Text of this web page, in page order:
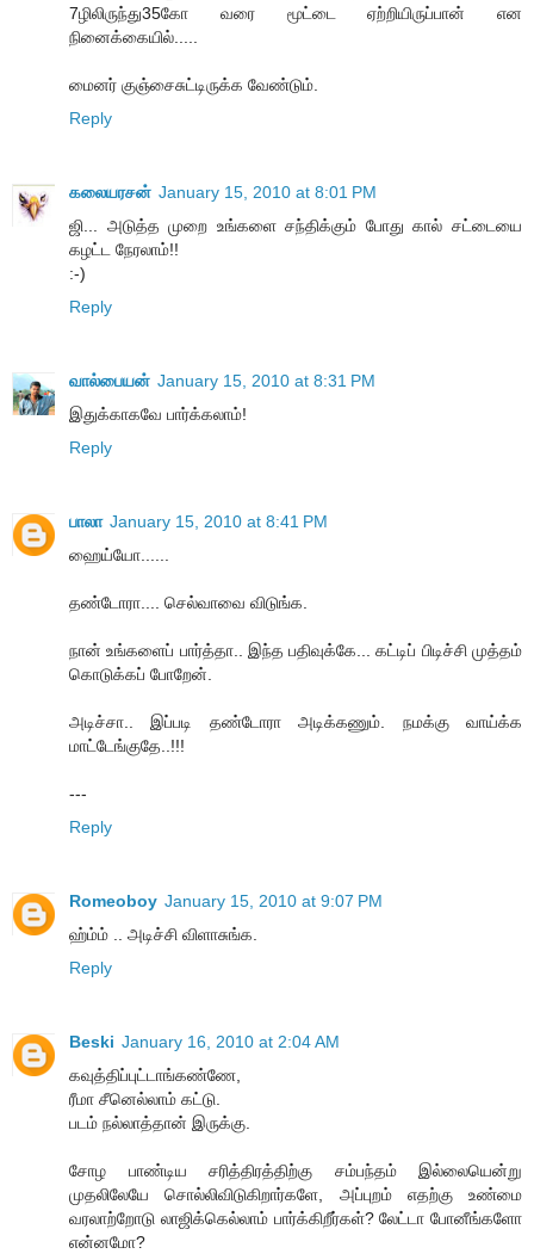
7ழிலிருந்து35கோ வரை மூட்டை ஏற்றியிருப்பான் என
நினைக்கையில்.....
மைனர் குஞ்சைசுட்டிருக்க வேண்டும்.
Reply
கலையரசன் January 15, 2010 at 8:01 PM
ஜி... அடுத்த முறை உங்களை சந்திக்கும் போது கால் சட்டையை
கழட்ட நேரலாம்!!
:-)
Reply
வால்பையன் January 15, 2010 at 8:31 PM
இதுக்காகவே பார்க்கலாம்!
Reply
பாலா January 15, 2010 at 8:41 PM
ஹைய்யோ......
தண்டோரா.... செல்வாவை விடுங்க.
நான் உங்களைப் பார்த்தா.. இந்த பதிவுக்கே... கட்டிப் பிடிச்சி முத்தம்
கொடுக்கப் போறேன்.
அடிச்சா.. இப்படி தண்டோரா அடிக்கணும். நமக்கு வாய்க்க
மாட்டேங்குதே..!!!
---
Reply
Romeoboy January 15, 2010 at 9:07 PM
ஹ்ம்ம் .. அடிச்சி விளாசுங்க.
Reply
Beski January 16, 2010 at 2:04 AM
கவுத்திப்புட்டாங்கண்ணே,
ரீமா சீனெல்லாம் கட்டு.
படம் நல்லாத்தான் இருக்கு.
சோழ பாண்டிய சரித்திரத்திற்கு சம்பந்தம் இல்லையென்று
முதலிலேயே சொல்லிவிடுகிறார்களே, அப்புறம் எதற்கு உண்மை
வரலாற்றோடு லாஜிக்கெல்லாம் பார்க்கிறீர்கள்? லேட்டா போனீங்களோ
என்னமோ?